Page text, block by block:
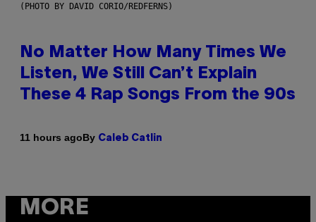
(PHOTO BY DAVID CORIO/REDFERNS)
No Matter How Many Times We
Listen, We Still Can’t Explain
These 4 Rap Songs From the 90s
11 hours agoBy Caleb Catlin
MORE